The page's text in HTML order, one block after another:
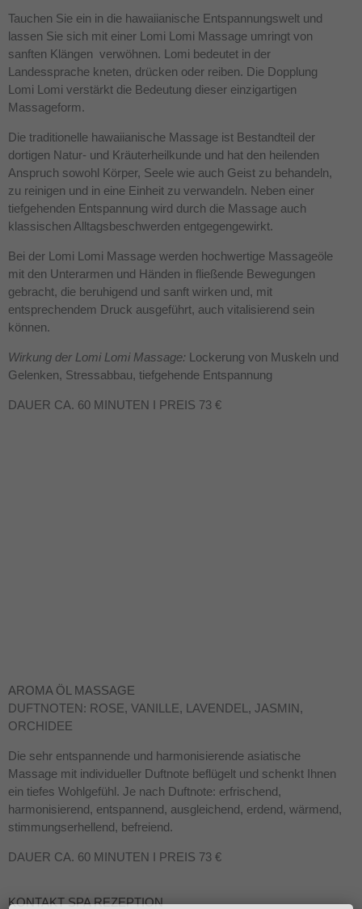
Tauchen Sie ein in die hawaiianische Entspannungswelt und
lassen Sie sich mit einer Lomi Lomi Massage umringt von
sanften Klängen verwöhnen. Lomi bedeutet in der
Landessprache kneten, drücken oder reiben. Die Dopplung
Lomi Lomi verstärkt die Bedeutung dieser einzigartigen
Massageform.
Die traditionelle hawaiianische Massage ist Bestandteil der
dortigen Natur- und Kräuterheilkunde und hat den heilenden
Anspruch sowohl Körper, Seele wie auch Geist zu behandeln,
zu reinigen und in eine Einheit zu verwandeln. Neben einer
tiefgehenden Entspannung wird durch die Massage auch
klassischen Alltagsbeschwerden entgegengewirkt.
Bei der Lomi Lomi Massage werden hochwertige Massageöle
mit den Unterarmen und Händen in fließende Bewegungen
gebracht, die beruhigend und sanft wirken und, mit
entsprechendem Druck ausgeführt, auch vitalisierend sein
können.
Wirkung der Lomi Lomi Massage: Lockerung von Muskeln und
Gelenken, Stressabbau, tiefgehende Entspannung
DAUER CA. 60 MINUTEN I PREIS 73 €
AROMA ÖL MASSAGE
DUFTNOTEN: ROSE, VANILLE, LAVENDEL, JASMIN,
ORCHIDEE
Die sehr entspannende und harmonisierende asiatische
Massage mit individueller Duftnote beflügelt und schenkt Ihnen
ein tiefes Wohlgefühl. Je nach Duftnote: erfrischend,
harmonisierend, entspannend, ausgleichend, erdend, wärmend,
stimmungserhellend, befreiend.
DAUER CA. 60 MINUTEN I PREIS 73 €
KONTAKT SPA REZEPTION